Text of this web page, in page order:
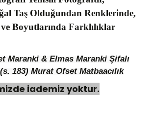
Taş Olduğundan Renklerinde,
ve Boyutlarında Farklılıklar
Maranki & Elmas Maranki Şifalı
183) Murat Ofset Matbaacılık
iademiz yoktur.